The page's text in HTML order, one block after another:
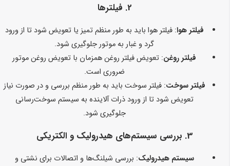
2. فیلترها
فیلتر هوا: فیلتر هوا باید به طور منظم تمیز یا تعویض شود تا از ورود
گرد و غبار به موتور جلوگیری شود.
فیلتر روغن: تعویض فیلتر روغن همزمان با تعویض روغن موتور
ضروری است.
فیلتر سوخت: فیلتر سوخت باید به طور منظم بررسی و در صورت نیاز
تعویض شود تا از ورود ذرات آلاینده به سیستم سوخت‌رسانی
جلوگیری شود.
3. بررسی سیستم‌های هیدرولیک و الکتریکی
سیستم هیدرولیک: بررسی شیلنگ‌ها و اتصالات برای نشتی و